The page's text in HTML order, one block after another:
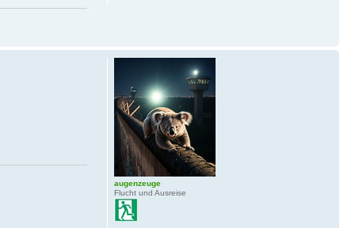
augenzeuge
Flucht und Ausreise